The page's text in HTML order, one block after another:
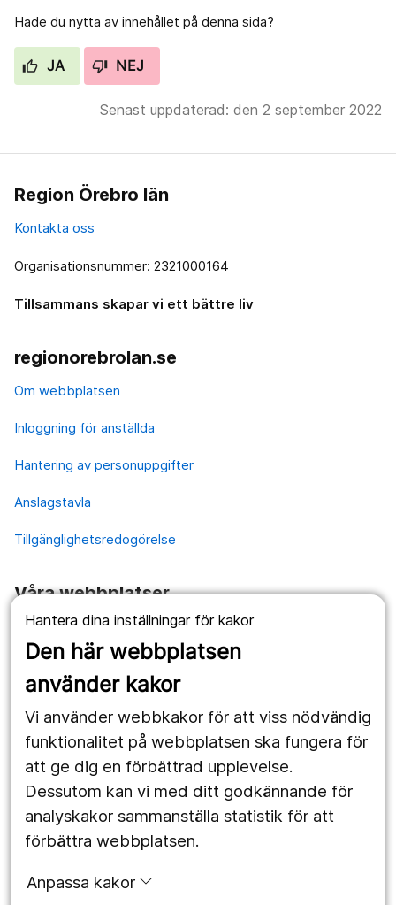
Hantera dina inställningar för kakor
Den här webbplatsen
använder kakor
Vi använder webbkakor för att viss nödvändig
funktionalitet på webbplatsen ska fungera för
att ge dig en förbättrad upplevelse.
Dessutom kan vi med ditt godkännande för
analyskakor sammanställa statistik för att
förbättra webbplatsen.
Anpassa kakor
Hade du nytta av innehållet på denna sida?
JA NEJ
Senast uppdaterad: den 2 september 2022
Region Örebro län
Kontakta oss
Organisationsnummer: 2321000164
Tillsammans skapar vi ett bättre liv
regionorebrolan.se
Om webbplatsen
Inloggning för anställda
Hantering av personuppgifter
Anslagstavla
Tillgänglighetsredogörelse
Våra webbplatser
1177.se
Länstrafiken
Utveckling
Följ oss
Facebook